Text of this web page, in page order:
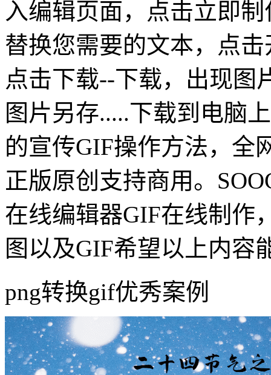
入编辑页面，点击立即
替换您需要的文本，点
点击下载--下载，出现图
图片另存.....下载到电脑
的宣传GIF操作方法，全
正版原创支持商用。
在线编辑器GIF在线制作
图以及GIF希望以上内容
png转换gif优秀案例